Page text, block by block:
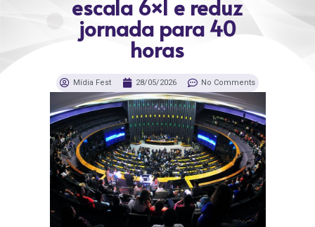
escala 6×1 e reduz
jornada para 40
horas
Mídia Fest 28/05/2026 No Comments